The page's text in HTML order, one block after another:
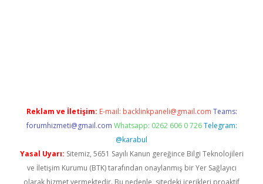
Reklam ve İletişim: E-mail: backlinkpaneli@gmail.com Teams:
forumhizmeti@gmail.com Whatsapp: 0262 606 0 726 Telegram:
@karabul
Yasal Uyarı: Sitemiz, 5651 Sayılı Kanun gereğince Bilgi Teknolojileri
ve İletişim Kurumu (BTK) tarafından onaylanmış bir Yer Sağlayıcı
olarak hizmet vermektedir. Bu nedenle, sitedeki içerikleri proaktif